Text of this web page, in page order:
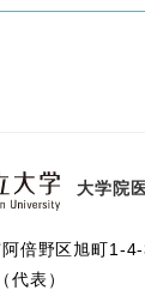
大学院
倍野区旭町1-4-
表）